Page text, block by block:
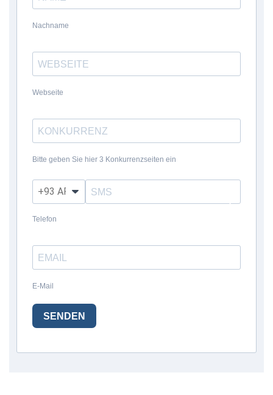
Nachname
Webseite
Bitte geben Sie hier 3 Konkurrenzseiten ein
?
Telefon
E-Mail
SENDEN